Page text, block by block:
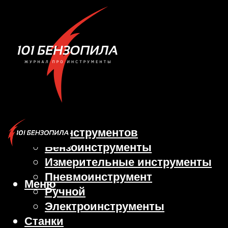
Виды инструментов
Бензоинструменты
Измерительные инструменты
Пневмоинструмент
Ручной
Электроинструменты
Станки
Меню